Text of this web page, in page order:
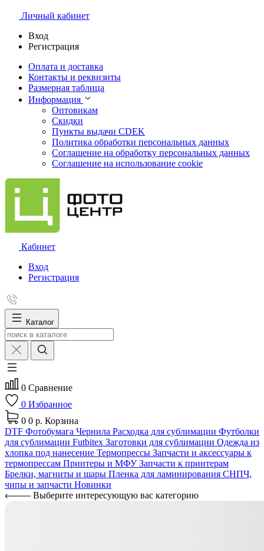
Личный кабинет
Вход
Регистрация
Оплата и доставка
Контакты и реквизиты
Размерная таблица
Информация
Оптовикам
Скидки
Пункты выдачи CDEK
Политика обработки персональных данных
Соглашение на обработку персональных данных
Соглашение на использование cookie
Кабинет
Вход
Регистрация
Каталог
0 Сравнение
0 Избранное
0 0 р. Корзина
DTF Фотобумага Чернила Расходка для сублимации Футболки
для сублимации Futbitex Заготовки для сублимации Одежда из
хлопка под нанесение Термопрессы Запчасти и аксессуары к
термопрессам Принтеры и МФУЗапчасти к принтерам
Брелки, магниты и шары Пленка для ламинирования СНПЧ,
чипы и запчасти Новинки
Выберите интересующую вас категорию